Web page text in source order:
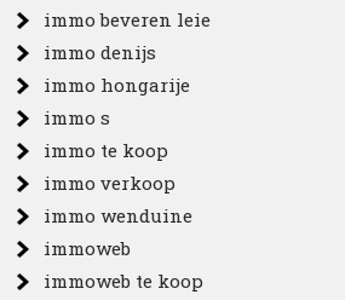
immo beveren leie
immo denijs
immo hongarije
immo s
immo te koop
immo verkoop
immo wenduine
immoweb
immoweb te koop